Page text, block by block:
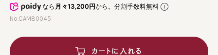
なら月々13,200円から。分割手数料無料
No.CAM80045
カートに入れる